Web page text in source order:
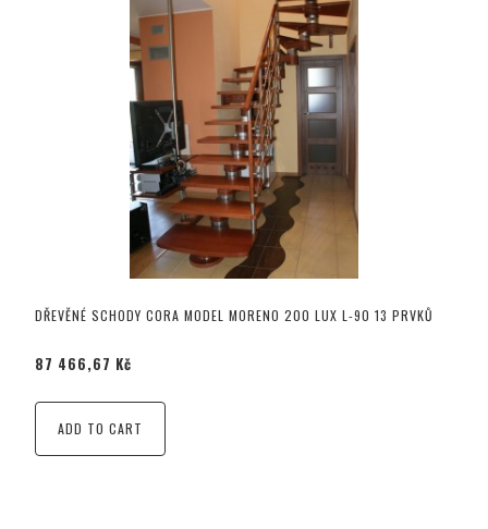
DŘEVĚNÉ SCHODY CORA MODEL MORENO 200 LUX L-90 13 PRVKŮ
87 466,67 Kč
ADD TO CART